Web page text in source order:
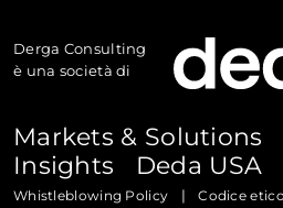
Derga Consulting
è una società di
Markets & Solutions
Insights
Deda USA
Whistleblowing Policy | Codice etico